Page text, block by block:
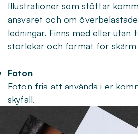
Illustrationer som stöttar
ansvaret och om
ledningar. Finns med eller utan
storlekar och format för
Foton
Foton fria att använda i er
skyfall.